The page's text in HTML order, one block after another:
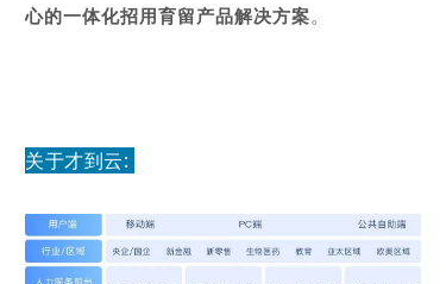
心的一体化招用育留产品解决方案。
关于才到云: